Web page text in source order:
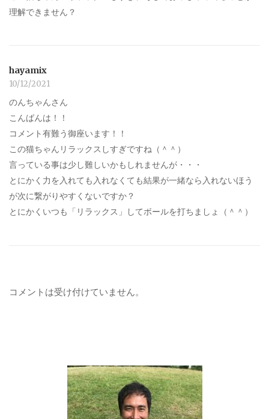
理解できません？
hayamix
10/12/2021
のんちゃんさん
こんばんは！！
コメント有難う御座います！！
この猫ちゃんリラックスしすぎですね（＾＾）
言っている事は少し難しいかもしれませんが・・・
とにかく力を入れても入れなくても結果が一緒なら入れないほう
が次に繋がりやすくないですか？
とにかくいつも「リラックス」してボールを打ちましょ（＾＾）
コメントは受け付けていません。